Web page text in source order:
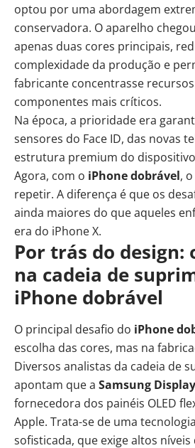
optou por uma abordagem
conservadora. O aparelho
apenas duas cores principais,
complexidade da produção e
fabricante concentrasse
componentes mais críticos.
Na época, a prioridade era
sensores do Face ID, das novas
estrutura premium do
Agora, com o iPhone dobrável,
repetir. A diferença é que os
ainda maiores do que aqueles
era do iPhone X.
Por trás do design:
na cadeia de
iPhone dobrável
O principal desafio do iPhone
escolha das cores, mas na
Diversos analistas da cadeia de
apontam que a Samsung Display
fornecedora dos painéis OLED
Apple. Trata-se de uma
sofisticada, que exige altos